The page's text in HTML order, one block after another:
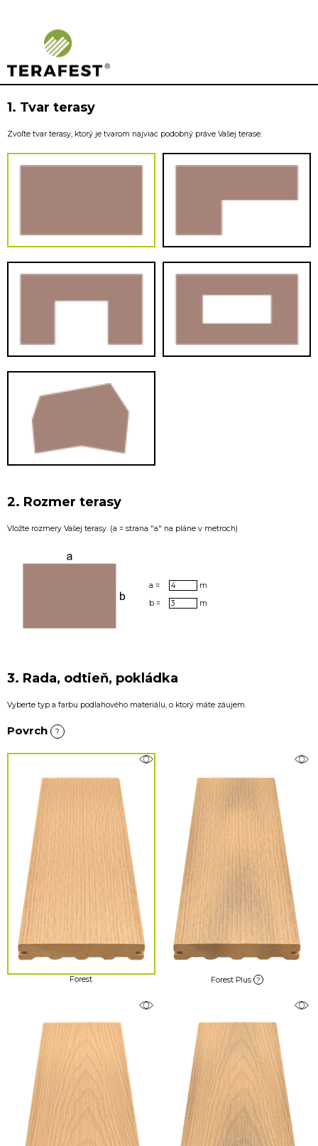
1. Tvar terasy
Zvoľte tvar terasy, ktorý je tvarom najviac podobný práve Vašej terase.
2. Rozmer terasy
Vložte rozmery Vašej terasy. (a = strana "a" na pláne v metroch)
a =
m
b =
m
3. Rada, odtieň, pokládka
Vyberte typ a farbu podlahového materiálu, o ktorý máte záujem.
Povrch ?
Forest Forest Plus ?